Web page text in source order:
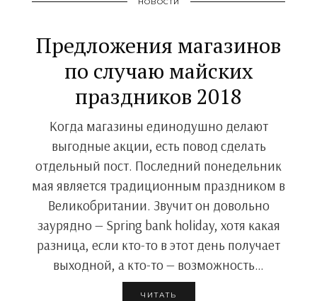
Предложения магазинов
по случаю майских
праздников 2018
Когда магазины единодушно делают
выгодные акции, есть повод сделать
отдельный пост. Последний понедельник
мая является традиционным праздником в
Великобритании. Звучит он довольно
заурядно — Spring bank holiday, хотя какая
разница, если кто-то в этот день получает
выходной, а кто-то — возможность…
ЧИТАТЬ